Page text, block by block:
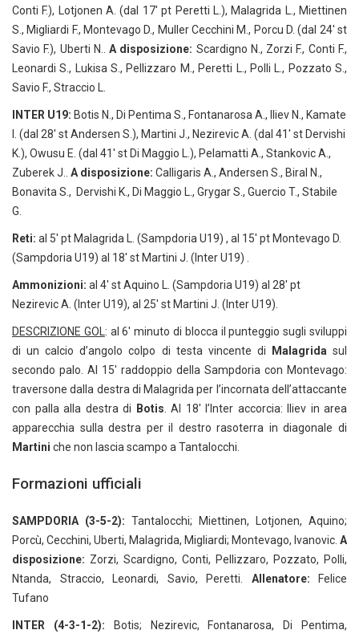
Conti F.), Lotjonen A. (dal 17′ pt Peretti L.), Malagrida L., Miettinen
S., Migliardi F., Montevago D., Muller Cecchini M., Porcu D. (dal 24′ st
Savio F.), Uberti N..A disposizione: Scardigno N., Zorzi F., Conti F.,
Leonardi S., Lukisa S., Pellizzaro M., Peretti L., Polli L., Pozzato S.,
Savio F., Straccio L.
INTER U19: Botis N., Di Pentima S., Fontanarosa A., Iliev N., Kamate
I. (dal 28′ st Andersen S.), Martini J., Nezirevic A. (dal 41′ st Dervishi
K.), Owusu E. (dal 41′ st Di Maggio L.), Pelamatti A., Stankovic A.,
Zuberek J.. A disposizione: Calligaris A., Andersen S., Biral N.,
Bonavita S., Dervishi K., Di Maggio L., Grygar S., Guercio T., Stabile
G.
Reti: al 5′ pt Malagrida L. (Sampdoria U19) , al 15′ pt Montevago D.
(Sampdoria U19) al 18′ st Martini J. (Inter U19) .
Ammonizioni: al 4′ st Aquino L. (Sampdoria U19) al 28′ pt
Nezirevic A. (Inter U19), al 25′ st Martini J. (Inter U19).
DESCRIZIONE GOL: al 6′ minuto di blocca il punteggio sugli sviluppi
di un calcio d’angolo colpo di testa vincente di
Malagridasul
secondo palo. Al 15′ raddoppio della Sampdoria con Montevago:
traversone dalla destra di Malagrida per l’incornata dell’attaccante
con palla alla destra di
Botis. Al 18′ l’Inter accorcia: Iliev in area
apparecchia sulla destra per il destro rasoterra in diagonale di
Martini che non lascia scampo a Tantalocchi.
Formazioni ufficiali
SAMPDORIA (3-5-2): Tantalocchi; Miettinen, Lotjonen, Aquino;
Porcù, Cecchini, Uberti, Malagrida, Migliardi; Montevago, Ivanovic. A
disposizione: Zorzi, Scardigno, Conti, Pellizzaro, Pozzato, Polli,
Ntanda, Straccio, Leonardi, Savio, Peretti. Allenatore: Felice
Tufano
INTER (4-3-1-2): Botis; Nezirevic, Fontanarosa, Di Pentima,